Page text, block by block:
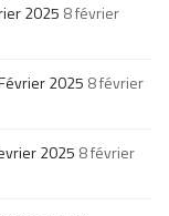
2025 8 février
2025 8 février
2025 8 février